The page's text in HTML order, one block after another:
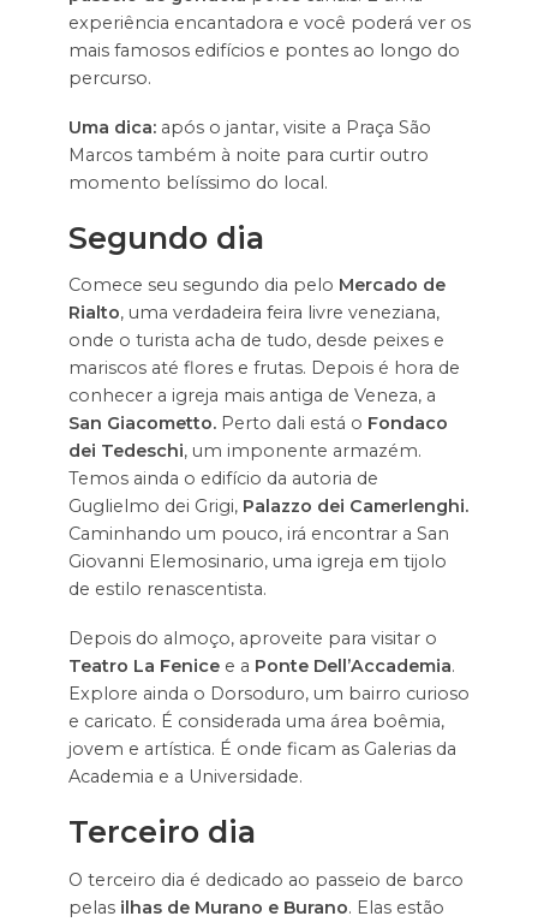
experiência encantadora e você poderá ver os
mais famosos edifícios e pontes ao longo do
percurso.
Uma dica: após o jantar, visite a Praça São
Marcos também à noite para curtir outro
momento belíssimo do local.
Segundo dia
Comece seu segundo dia pelo Mercado de
Rialto, uma verdadeira feira livre veneziana,
onde o turista acha de tudo, desde peixes e
mariscos até flores e frutas. Depois é hora de
conhecer a igreja mais antiga de Veneza, a
San Giacometto.Perto dali está o Fondaco
dei Tedeschi, um imponente armazém.
Temos ainda o edifício da autoria de
Guglielmo dei Grigi, Palazzo dei Camerlenghi.
Caminhando um pouco, irá encontrar a San
Giovanni Elemosinario, uma igreja em tijolo
de estilo renascentista.
Depois do almoço, aproveite para visitar o
Teatro La Fenicee a Ponte Dell’Accademia.
Explore ainda o Dorsoduro, um bairro curioso
e caricato. É considerada uma área boêmia,
jovem e artística. É onde ficam as Galerias da
Academia e a Universidade.
Terceiro dia
O terceiro dia é dedicado ao passeio de barco
pelas ilhas de Murano e Burano. Elas estão